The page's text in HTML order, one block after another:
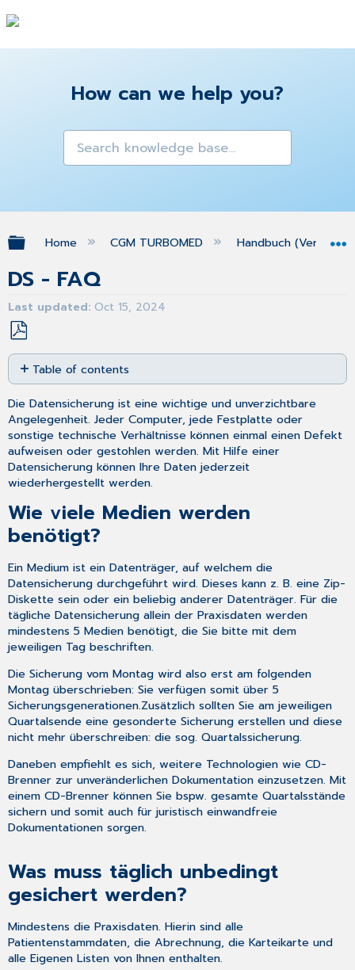
How can we help you?
Expand/collapse global hierarchy
Home CGM TURBOMED Handbuch (Version
DS - FAQ
Last updated Oct 15, 2024
Save
as
PDF
Table of contents
viele
Medien
werden
benötigt?
Was
muss
täglich
unbedingt
gesichert
Wie
verhält
sich
CGM
TURBOMED,
wenn
an
einem
Tag
mehrmals
Daten
gesichert
werden?
Was
muss
noch
gesichert
soll
sonst
gesichert
werden?
Was
Die Datensicherung ist eine wichtige und unverzichtbare
Angelegenheit. Jeder Computer, jede Festplatte oder
sonstige technische Verhältnisse können einmal einen Defekt
aufweisen oder gestohlen werden. Mit Hilfe einer
Datensicherung können Ihre Daten jederzeit
wiederhergestellt werden.
Wie viele Medien werden
benötigt?
Ein Medium ist ein Datenträger, auf welchem die
Datensicherung durchgeführt wird. Dieses kann z. B. eine Zip-
Diskette sein oder ein beliebig anderer Datenträger. Für die
tägliche Datensicherung allein der Praxisdaten werden
mindestens 5 Medien benötigt, die Sie bitte mit dem
jeweiligen Tag beschriften.
Die Sicherung vom Montag wird also erst am folgenden
Montag überschrieben: Sie verfügen somit über 5
Sicherungsgenerationen.Zusätzlich sollten Sie am jeweiligen
Quartalsende eine gesonderte Sicherung erstellen und diese
nicht mehr überschreiben: die sog. Quartalssicherung.
Daneben empfiehlt es sich, weitere Technologien wie CD-
Brenner zur unveränderlichen Dokumentation einzusetzen. Mit
einem CD-Brenner können Sie bspw. gesamte Quartalsstände
sichern und somit auch für juristisch einwandfreie
Dokumentationen sorgen.
Was muss täglich unbedingt
gesichert werden?
Mindestens die Praxisdaten. Hierin sind alle
Patientenstammdaten, die Abrechnung, die Karteikarte und
alle Eigenen Listen von Ihnen enthalten.